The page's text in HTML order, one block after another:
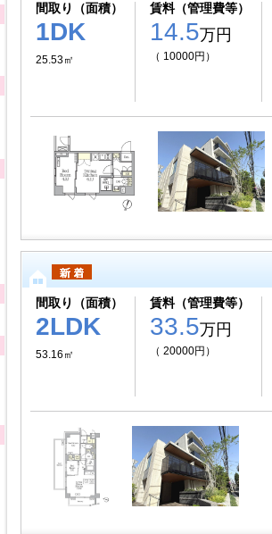
間取り（面積）
1DK
25.53㎡
賃料（管理費等）
14.5万円
（ 10000円）
間取り（面積）
2LDK
53.16㎡
賃料（管理費等）
33.5万円
（ 20000円）